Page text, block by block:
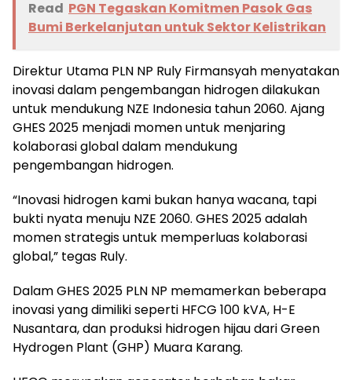
Read PGN Tegaskan Komitmen Pasok Gas
Bumi Berkelanjutan untuk Sektor Kelistrikan
Direktur Utama PLN NP Ruly Firmansyah menyatakan
inovasi dalam pengembangan hidrogen dilakukan
untuk mendukung NZE Indonesia tahun 2060. Ajang
GHES 2025 menjadi momen untuk menjaring
kolaborasi global dalam mendukung
pengembangan hidrogen.
“Inovasi hidrogen kami bukan hanya wacana, tapi
bukti nyata menuju NZE 2060. GHES 2025 adalah
momen strategis untuk memperluas kolaborasi
global,” tegas Ruly.
Dalam GHES 2025 PLN NP memamerkan beberapa
inovasi yang dimiliki seperti HFCG 100 kVA, H-E
Nusantara, dan produksi hidrogen hijau dari Green
Hydrogen Plant (GHP) Muara Karang.